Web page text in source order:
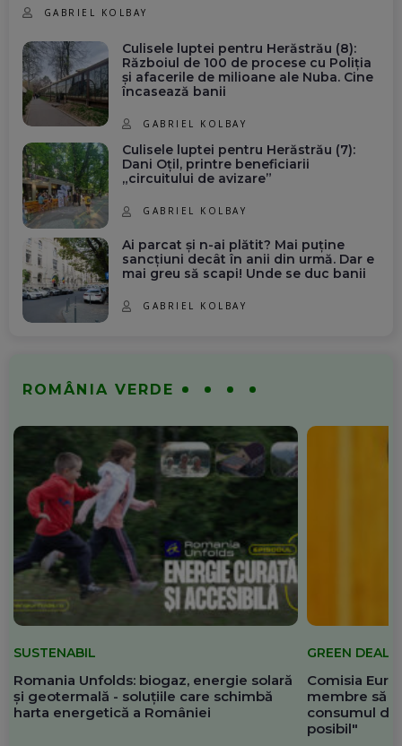
GABRIEL KOLBAY
Culisele luptei pentru Herăstrău (8):
Războiul de 100 de procese cu Poliția
și afacerile de milioane ale Nuba. Cine
încasează banii
GABRIEL KOLBAY
Culisele luptei pentru Herăstrău (7):
Dani Oțil, printre beneficiarii
„circuitului de avizare”
GABRIEL KOLBAY
Ai parcat și n-ai plătit? Mai puține
sancțiuni decât în anii din urmă. Dar e
mai greu să scapi! Unde se duc banii
GABRIEL KOLBAY
ROMÂNIA VERDE
SUSTENABIL
Romania Unfolds: biogaz, energie solară
și geotermală - soluțiile care schimbă
harta energetică a României
GREEN DEAL
Comisia
membre să
consumul de
posibil"